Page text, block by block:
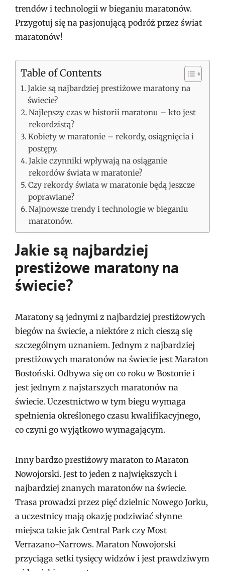
trendów i technologii w bieganiu maratonów.
Przygotuj się na pasjonującą podróż przez świat
maratonów!
Table of Contents
Jakie są najbardziej prestiżowe maratony na
świecie?
Najlepszy czas w historii maratonu – kto jest
rekordzistą?
Kobiety w maratonie – rekordy, osiągnięcia i
postępy.
Jakie czynniki wpływają na osiąganie
rekordów świata w maratonie?
Czy rekordy świata w maratonie będą jeszcze
poprawiane?
Najnowsze trendy i technologie w bieganiu
maratonów.
Jakie są najbardziej
prestiżowe maratony na
świecie?
Maratony są jednymi z najbardziej prestiżowych
biegów na świecie, a niektóre z nich cieszą się
szczególnym uznaniem. Jednym z najbardziej
prestiżowych maratonów na świecie jest Maraton
Bostoński. Odbywa się on co roku w Bostonie i
jest jednym z najstarszych maratonów na
świecie. Uczestnictwo w tym biegu wymaga
spełnienia określonego czasu kwalifikacyjnego,
co czyni go wyjątkowo wymagającym.
Inny bardzo prestiżowy maraton to Maraton
Nowojorski. Jest to jeden z największych i
najbardziej znanych maratonów na świecie.
Trasa prowadzi przez pięć dzielnic Nowego Jorku,
a uczestnicy mają okazję podziwiać słynne
miejsca takie jak Central Park czy Most
Verrazano-Narrows. Maraton Nowojorski
przyciąga setki tysięcy widzów i jest prawdziwym